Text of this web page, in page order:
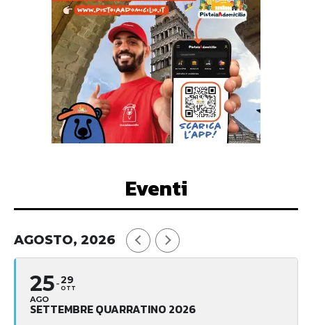
Eventi
AGOSTO, 2026
25
AGO
29
OTT
SETTEMBRE QUARRATINO 2026